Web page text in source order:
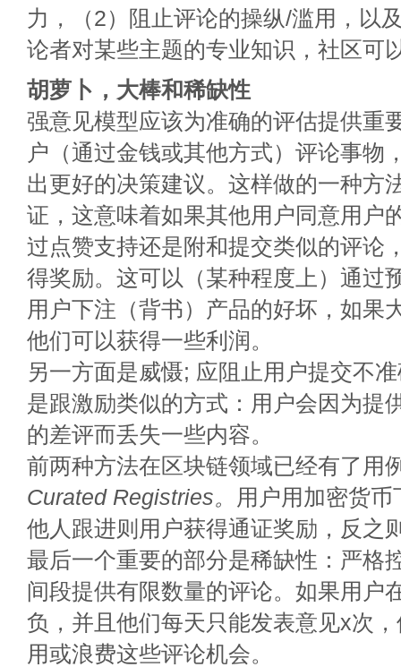
力，（2）阻止评论的操纵/滥用，以
论者对某些主题的专业知识，社区可
胡萝卜，大棒和稀缺性
强意见模型应该为准确的评估提供重
户（通过金钱或其他方式）评论事物
出更好的决策建议。这样做的一种方
证，这意味着如果其他用户同意用户
过点赞支持还是附和提交类似的评论
得奖励。这可以（某种程度上）通过
用户下注（背书）产品的好坏，如果
他们可以获得一些利润。
另一方面是威慑; 应阻止用户提交不
是跟激励类似的方式：用户会因为提
的差评而丢失一些内容。
前两种方法在区块链领域已经有了用
Curated Registries。
用户用加密货
他人跟进则用户获得通证奖励，反之
最后一个重要的部分是稀缺性：严格
间段提供有限数量的评论。如果用户
负，并且他们每天只能发表意见x次
用或浪费这些评论机会。